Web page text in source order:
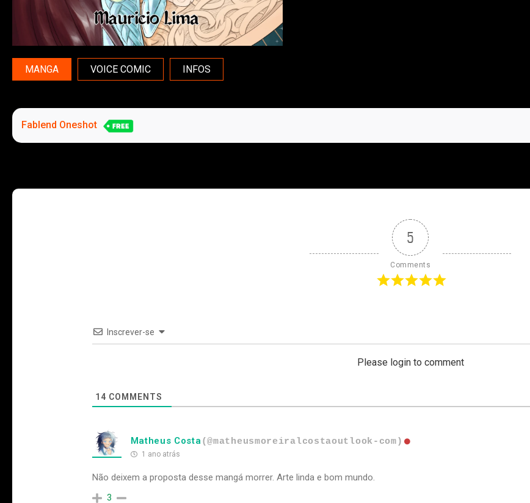
MANGA VOICE COMIC INFOS
Fablend Oneshot
5
Comments
Inscrever-se
Please login to comment
14 COMMENTS
Matheus Costa(@matheusmoreiralcostaoutlook-com)
1 ano atrás
Não deixem a proposta desse mangá morrer. Arte linda e bom mundo.
3